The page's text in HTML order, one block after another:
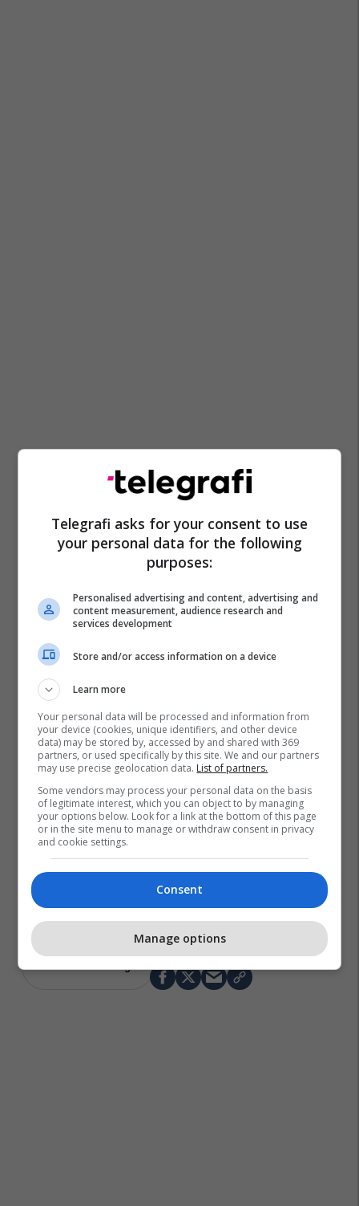
Kosova Makers League
Telegrafi asks for your consent to use
your personal data for the following
purposes:
Personalised advertising and content, advertising and
content measurement, audience research and
services development
Store and/or access information on a device
Learn more
Your personal data will be processed and information from
your device (cookies, unique identifiers, and other device
data) may be stored by, accessed by and shared with 369
partners, or used specifically by this site. We and our partners
may use precise geolocation data. List of partners.
Some vendors may process your personal data on the basis
of legitimate interest, which you can object to by managing
your options below. Look for a link at the bottom of this page
or in the site menu to manage or withdraw consent in privacy
and cookie settings.
Consent
Manage options